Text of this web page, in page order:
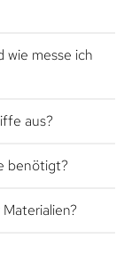
wie messe ich
aus?
benötigt?